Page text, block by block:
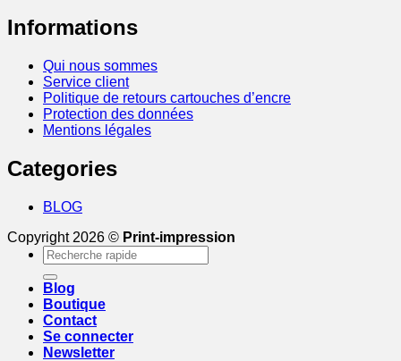
Informations
Qui nous sommes
Service client
Politique de retours cartouches d’encre
Protection des données
Mentions légales
Categories
BLOG
Copyright 2026 © Print-impression
Recherche
pour :
Blog
Boutique
Contact
Se connecter
Newsletter